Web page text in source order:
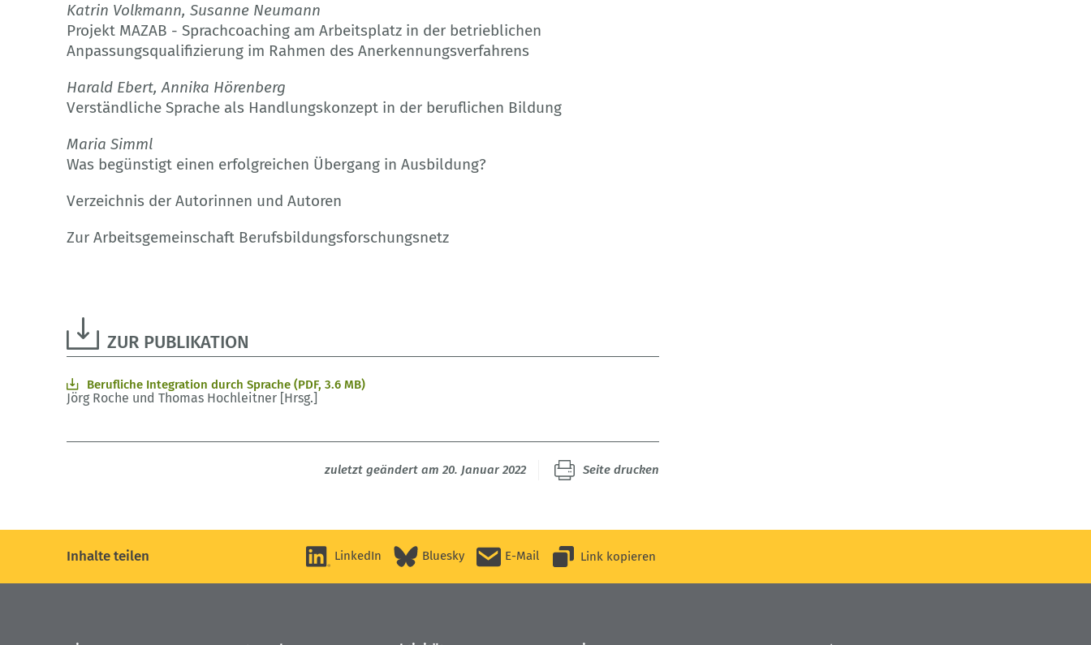
Katrin Volkmann, Susanne Neumann
Projekt MAZAB - Sprachcoaching am Arbeitsplatz in der betrieblichen
Anpassungsqualifizierung im Rahmen des Anerkennungsverfahrens
Harald Ebert, Annika Hörenberg
Verständliche Sprache als Handlungskonzept in der beruflichen Bildung
Maria Simml
Was begünstigt einen erfolgreichen Übergang in Ausbildung?
Verzeichnis der Autorinnen und Autoren
Zur Arbeitsgemeinschaft Berufsbildungsforschungsnetz
ZUR PUBLIKATION
Berufliche Integration durch Sprache (PDF, 3.6 MB)
Jörg Roche und Thomas Hochleitner [Hrsg.]
zuletzt geändert am 20. Januar 2022 Seite drucken
Inhalte teilen LinkedIn Bluesky E-Mail Link kopieren